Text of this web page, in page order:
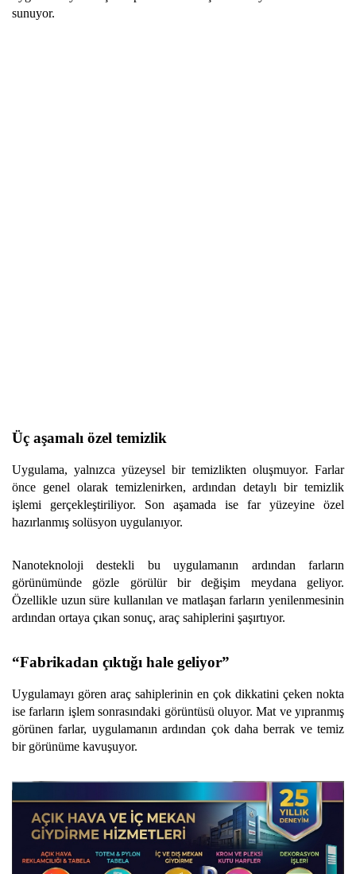
sunuyor.
Üç aşamalı özel temizlik
Uygulama, yalnızca yüzeysel bir temizlikten oluşmuyor. Farlar
önce genel olarak temizlenirken, ardından detaylı bir temizlik
işlemi gerçekleştiriliyor. Son aşamada ise far yüzeyine özel
hazırlanmış solüsyon uygulanıyor.
Nanoteknoloji destekli bu uygulamanın ardından farların
görünümünde gözle görülür bir değişim meydana geliyor.
Özellikle uzun süre kullanılan ve matlaşan farların yenilenmesinin
ardından ortaya çıkan sonuç, araç sahiplerini şaşırtıyor.
“Fabrikadan çıktığı hale geliyor”
Uygulamayı gören araç sahiplerinin en çok dikkatini çeken nokta
ise farların işlem sonrasındaki görüntüsü oluyor. Mat ve yıpranmış
görünen farlar, uygulamanın ardından çok daha berrak ve temiz
bir görünüme kavuşuyor.